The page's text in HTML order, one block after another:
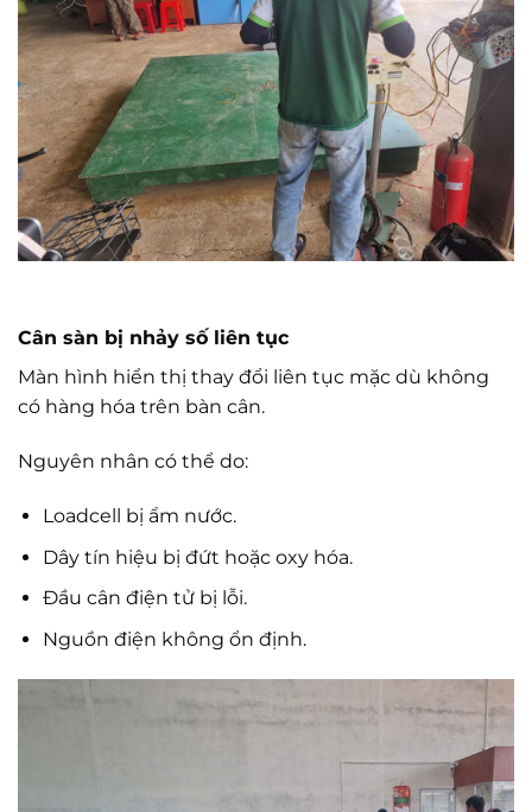
Cân sàn bị nhảy số liên tục
Màn hình hiển thị thay đổi liên tục mặc dù không
có hàng hóa trên bàn cân.
Nguyên nhân có thể do:
Loadcell bị ẩm nước.
Dây tín hiệu bị đứt hoặc oxy hóa.
Đầu cân điện tử bị lỗi.
Nguồn điện không ổn định.